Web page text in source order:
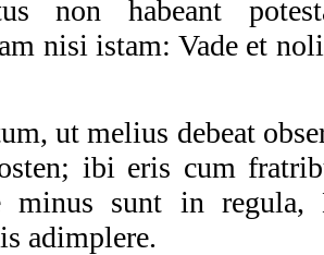
non habeant
nisi istam: Vade et
ut melius debeat
ibi eris cum
minus sunt in regula,
adimplere.